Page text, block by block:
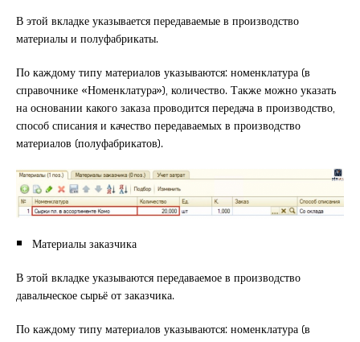
В этой вкладке указывается передаваемые в производство
материалы и полуфабрикаты.
По каждому типу материалов указываются: номенклатура (в
справочнике «Номенклатура»), количество. Также можно указать
на основании какого заказа проводится передача в производство,
способ списания и качество передаваемых в производство
материалов (полуфабрикатов).
Материалы заказчика
В этой вкладке указываются передаваемое в производство
давальческое сырьё от заказчика.
По каждому типу материалов указываются: номенклатура (в